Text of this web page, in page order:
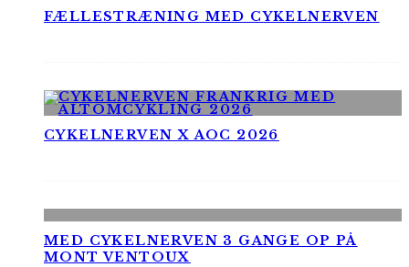
FÆLLESTRÆNING MED CYKELNERVEN
CYKELNERVEN X AOC 2026
MED CYKELNERVEN 3 GANGE OP PÅ
MONT VENTOUX